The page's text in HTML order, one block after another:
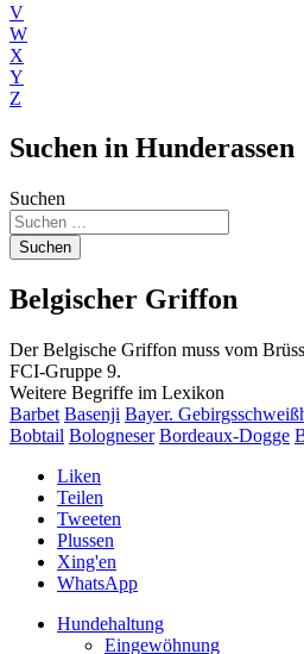
V
W
X
Y
Z
Suchen in Hunderassen
Suchen
Suchen
Belgischer Griffon
Der Belgische Griffon muss vom
FCI-Gruppe 9.
Weitere Begriffe im Lexikon
Barbet Basenji Bayer.
Bobtail Bologneser Bordeaux-Dogge
Liken
Teilen
Tweeten
Plussen
Xing'en
WhatsApp
Hundehaltung
Eingewöhnung